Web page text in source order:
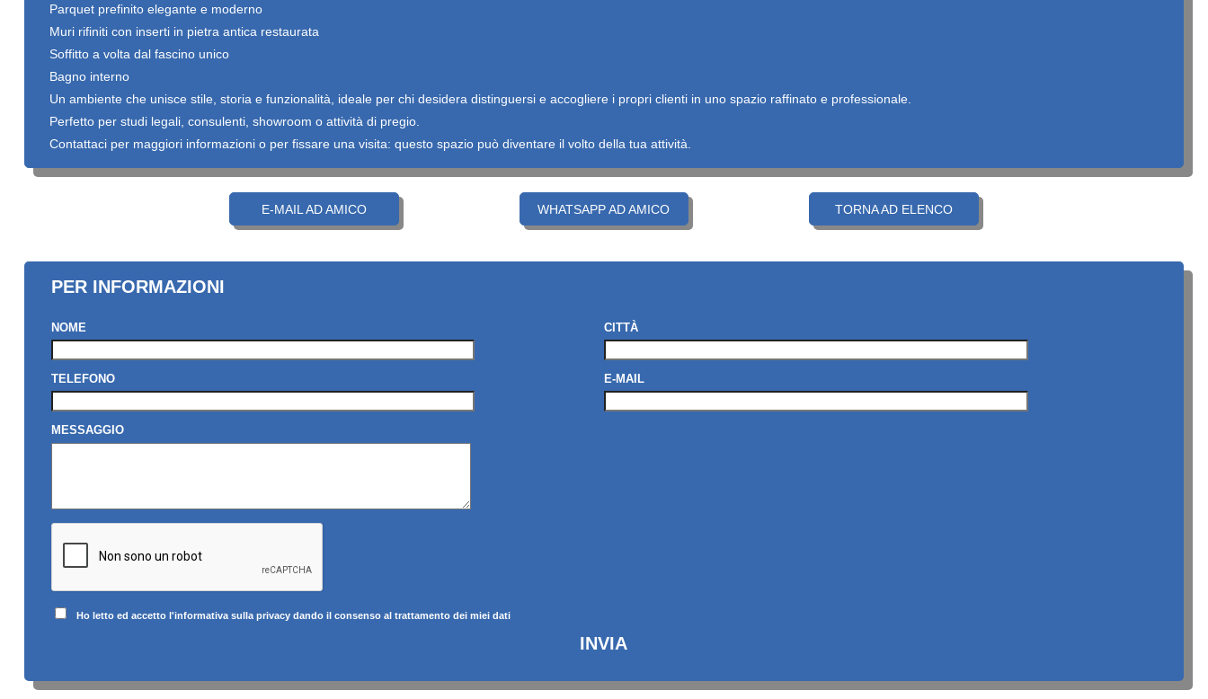
Parquet prefinito elegante e moderno
Muri rifiniti con inserti in pietra antica restaurata
Soffitto a volta dal fascino unico
Bagno interno
Un ambiente che unisce stile, storia e funzionalità, ideale per chi desidera distinguersi e accogliere i propri clienti in uno spazio raffinato e professionale.
Perfetto per studi legali, consulenti, showroom o attività di pregio.
Contattaci per maggiori informazioni o per fissare una visita: questo spazio può diventare il volto della tua attività.
E-MAIL AD AMICO WHATSAPP AD AMICO TORNA AD ELENCO
PER INFORMAZIONI
NOME CITTÀ
TELEFONO E-MAIL
MESSAGGIO
Ho letto ed accetto l'informativa sulla privacy dando il consenso al trattamento dei miei dati
INVIA